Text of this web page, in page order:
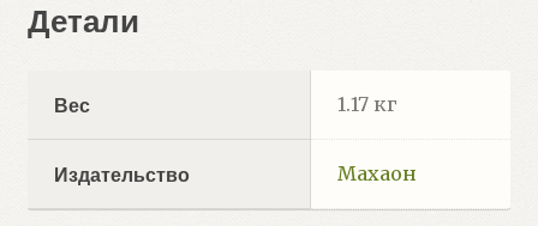
Детали
Вес 1.17 кг
Издательство Махаон